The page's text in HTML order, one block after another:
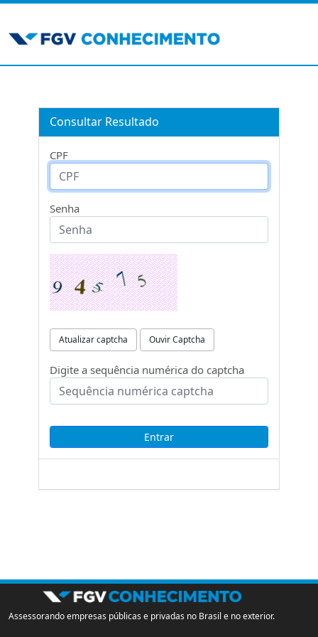
Consultar Resultado
CPF
Senha
Atualizar captcha Ouvir Captcha
Digite a sequência numérica do captcha
Assessorando empresas públicas e privadas no Brasil e no exterior.